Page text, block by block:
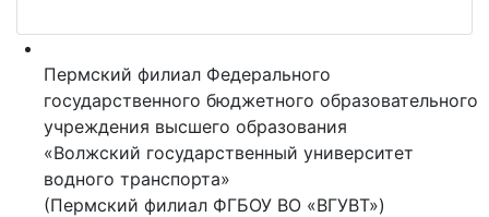
Пермский филиал Федерального
государственного бюджетного образовательного
учреждения высшего образования
«Волжский государственный университет
водного транспорта»
(Пермский филиал ФГБОУ ВО «ВГУВТ»)